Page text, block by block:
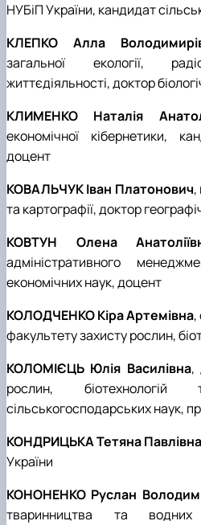
НУБіП України, кандидат
КЛЕПКО Алла
загальної екології,
життєдіяльності, доктор
КЛИМЕНКО Наталія
економічної кібернетики,
доцент
КОВАЛЬЧУК Іван Платонович,
та картографії, доктор
КОВТУН Олена
адміністративного
економічних наук, доцент
КОЛОДЧЕНКО Кіра Артемівна,
факультету захисту рослин,
КОЛОМІЄЦЬ Юлія Василівна,
рослин,
сільськогосподарських наук,
КОНДРИЦЬКА Тетяна Павлівна
України
КОНОНЕНКО Руслан
тваринництва та водних